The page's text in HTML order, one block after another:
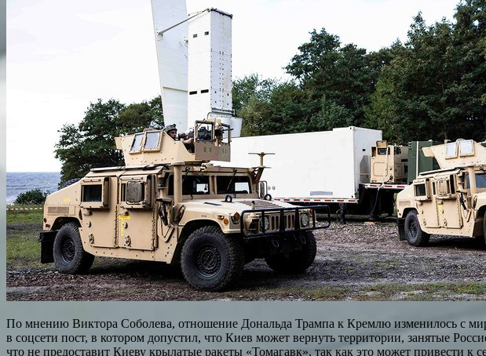
По мнению Виктора Соболева, отношение Дональда Трампа к Кремлю изменилось с
в соцсети пост, в котором допустил, что Киев может вернуть территории, занятые
что не предоставит Киеву крылатые ракеты «Томагавк», так как это может привести к